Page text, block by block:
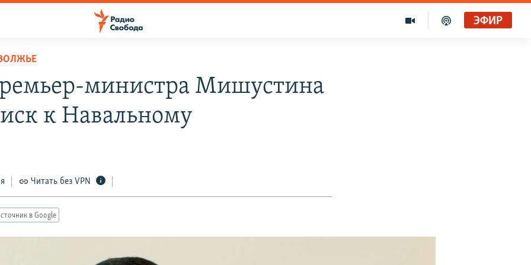
ЭФИР
министра Мишустина
к Навальному
Читать без VPN
в Google